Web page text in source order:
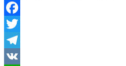
Facebook
Twitter
Telegram